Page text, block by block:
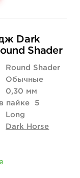
Dark
Shader
Round Shader
Обычные
0,30 мм
пайке
5
Long
Dark Horse